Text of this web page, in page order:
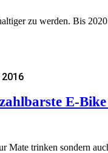
zu werden. Bis
E-
Mate trinken sondern